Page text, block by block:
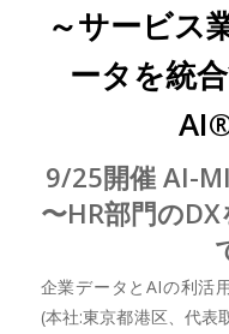
～サービス
ータを統
9/25開催 AI-
〜HR部門の
企業データとAIの利活
(本社:東京都港区、代表